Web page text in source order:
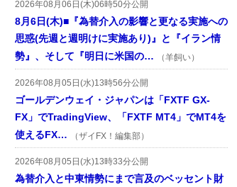
2026年08月06日(木)06時50分公開
8月6日(木)■『為替介入の影響と更なる実施への
思惑(先週と週明けに実施あり)』と『イラン情
勢』、そして『明日に米国の…
（羊飼い）
2026年08月05日(水)13時56分公開
ゴールデンウェイ・ジャパンは「FXTF GX-
FX」でTradingView、「FXTF MT4」でMT4を
使えるFX…
（ザイFX！編集部）
2026年08月05日(水)13時33分公開
為替介入と中東情勢にまで言及のベッセント財